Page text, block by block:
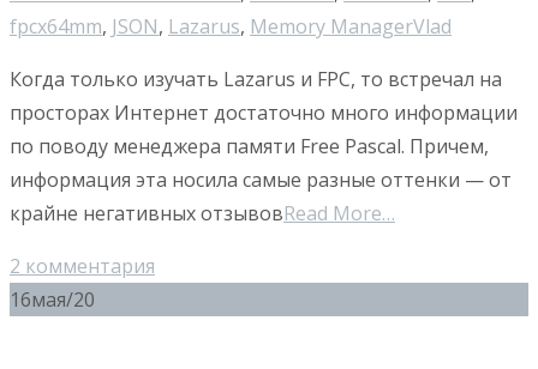
fpcx64mm, JSON, Lazarus, Memory ManagerVlad
Когда только изучать Lazarus и FPC, то встречал на
просторах Интернет достаточно много информации
по поводу менеджера памяти Free Pascal. Причем,
информация эта носила самые разные оттенки — от
крайне негативных отзывовRead More…
2 комментария
16мая/20